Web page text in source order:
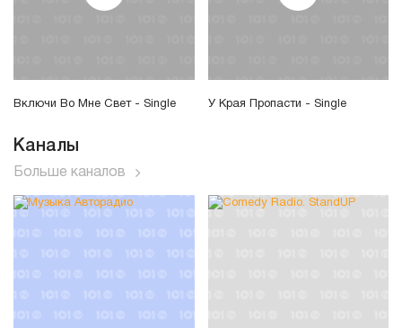
Включи Во Мне Свет - Single У Края Пропасти - Single
Каналы
Больше каналов